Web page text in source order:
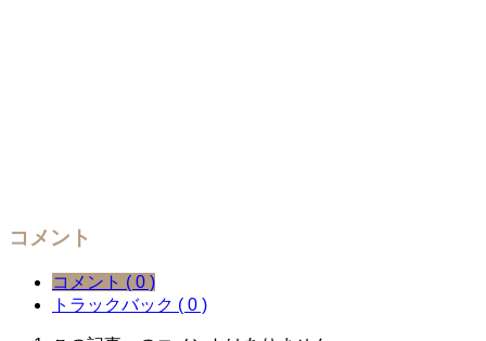
コメント
コメント ( 0 )
トラックバック ( 0 )